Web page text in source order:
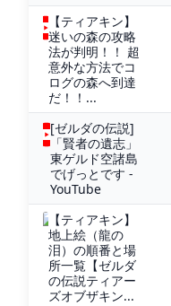
【ティアキン】
迷いの森の攻略
法が判明！！ 超
意外な方法でコ
ログの森へ到達
だ！！...
[ゼルダの伝説]
「賢者の遺志」
東ゲルド空諸島
でげっとです -
YouTube
【ティアキン】
地上絵（龍の
泪）の順番と場
所一覧【ゼルダ
の伝説ティアー
ズオブザキン...